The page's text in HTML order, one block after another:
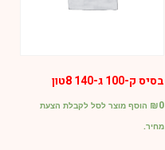
בסיס ק-100 ג-140 8טון
₪0
הוסף מוצר לסל לקבלת הצעת
מחיר.